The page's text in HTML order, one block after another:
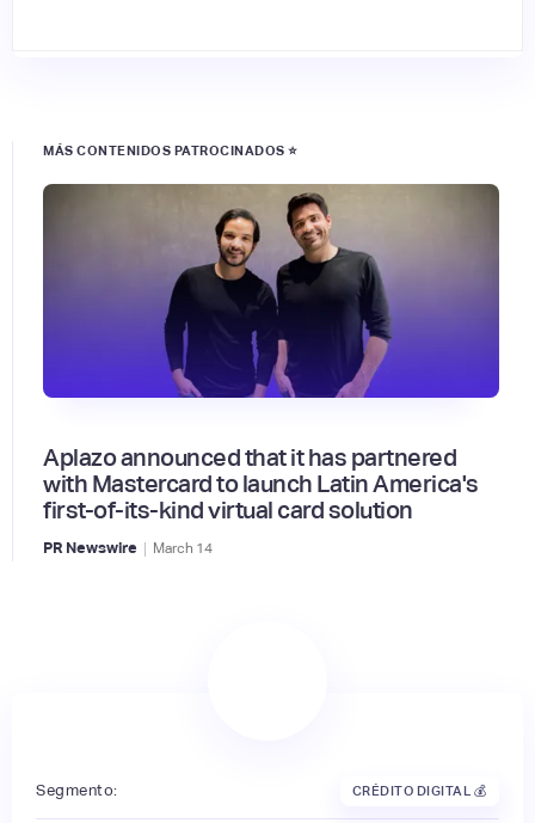
MÁS CONTENIDOS PATROCINADOS ⭐
Aplazo announced that it has partnered
with Mastercard to launch Latin America's
first-of-its-kind virtual card solution
PR Newswire | March 14
Segmento: CRÉDITO DIGITAL 💰